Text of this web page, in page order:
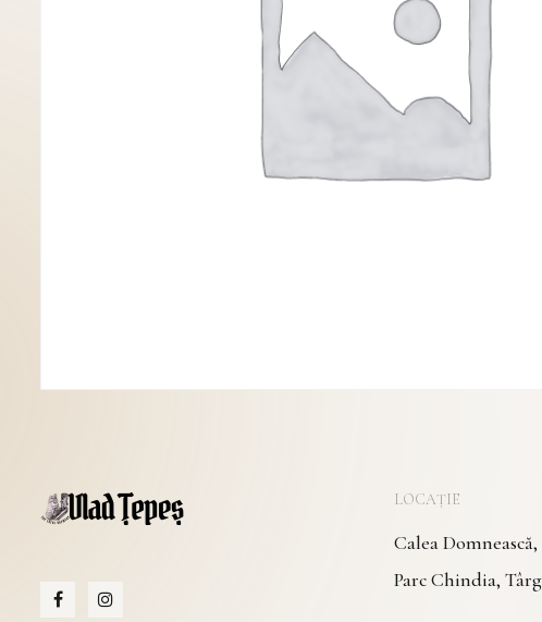
LOCAȚIE
Calea Domnească,
Parc Chindia,